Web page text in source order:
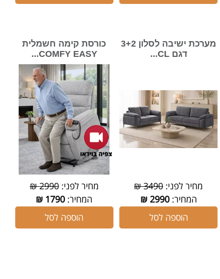
מערכת ישיבה לסלון 3+2
דגם CL...
מחיר לפני: 3490 ₪
המחיר:2990
₪
הוספה לסל
כורסת קימה חשמלית
COMFY EASY...
מחיר לפני:2990 ₪
המחיר:1790
₪
הוספה לסל